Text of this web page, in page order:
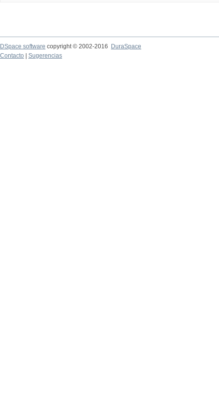
DSpace software copyright © 2002-2016
DuraSpace
Contacto
Sugerencias